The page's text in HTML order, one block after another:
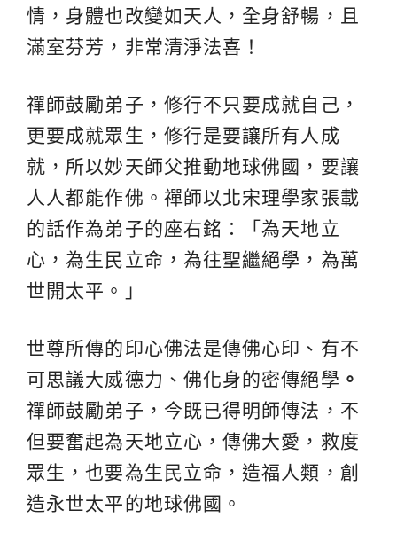
情，身體也改變如天人，全身舒暢，且
滿室芬芳，非常清淨法喜！
禪師鼓勵弟子，修行不只要成就自己，
更要成就眾生，修行是要讓所有人成
就，所以妙天師父推動地球佛國，要讓
人人都能作佛。禪師以北宋理學家張載
的話作為弟子的座右銘：「為天地立
心，為生民立命，為往聖繼絕學，為萬
世開太平。」
世尊所傳的印心佛法是傳佛心印、有不
可思議大威德力、佛化身的密傳絕學 。
禪師鼓勵弟子，今既已得明師傳法，不
但要奮起為天地立心，傳佛大愛，救度
眾生，也要為生民立命，造福人類，創
造永世太平的地球佛國。